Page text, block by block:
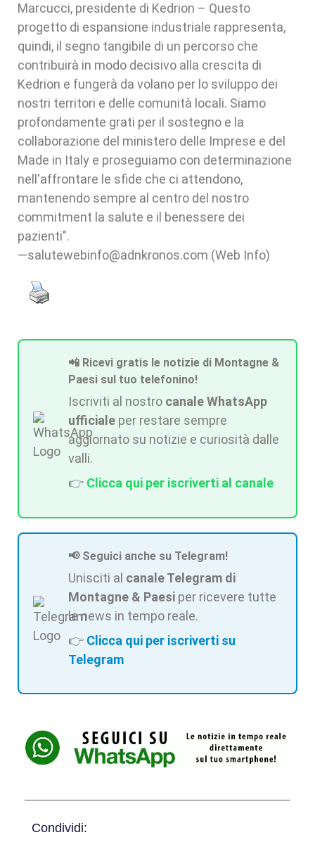
Marcucci, presidente di Kedrion – Questo
progetto di espansione industriale rappresenta,
quindi, il segno tangibile di un percorso che
contribuirà in modo decisivo alla crescita di
Kedrion e fungerà da volano per lo sviluppo dei
nostri territori e delle comunità locali. Siamo
profondamente grati per il sostegno e la
collaborazione del ministero delle Imprese e del
Made in Italy e proseguiamo con determinazione
nell'affrontare le sfide che ci attendono,
mantenendo sempre al centro del nostro
commitment la salute e il benessere dei
pazienti".
—salutewebinfo@adnkronos.com (Web Info)
📲 Ricevi gratis le notizie di Montagne &
Paesi sul tuo telefonino!
Iscriviti al nostro canale WhatsApp
ufficiale per restare sempre
aggiornato su notizie e curiosità dalle
valli.
👉 Clicca qui per iscriverti al canale
📢 Seguici anche su Telegram!
Unisciti al canale Telegram di
Montagne & Paesi per ricevere tutte
le news in tempo reale.
👉 Clicca qui per iscriverti su
Telegram
Condividi: